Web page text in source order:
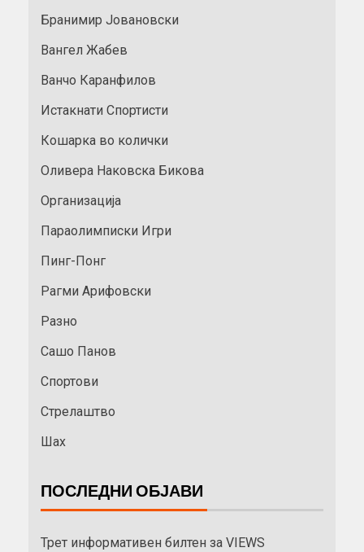
Бранимир Јовановски
Вангел Жабев
Ванчо Каранфилов
Истакнати Спортисти
Кошарка во колички
Оливера Наковска Бикова
Организација
Параолимписки Игри
Пинг-Понг
Рагми Арифовски
Разно
Сашо Панов
Спортови
Стрелаштво
Шах
ПОСЛЕДНИ ОБЈАВИ
Трет информативен билтен за VIEWS